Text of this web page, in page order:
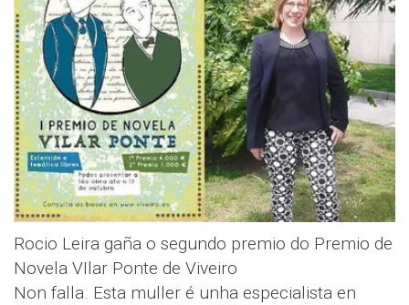
Rocio Leira gaña o segundo premio do Premio de
Novela VIlar Ponte de Viveiro
Non falla. Esta muller é unha especialista en